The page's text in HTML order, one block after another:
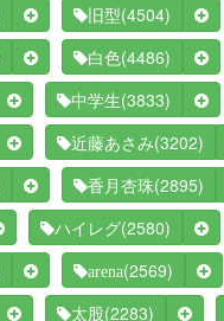
旧型(4504)
白色(4486)
中学生(3833)
近藤あさみ(3202)
香月杏珠(2895)
ハイレグ(2580)
arena(2569)
太股(2283)